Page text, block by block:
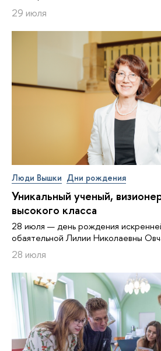
29 июля
Люди Вышки Дни рождения
Уникальный ученый,
высокого класса
28 июля — день рождения
обаятельной Лилии Николаевны
28 июля